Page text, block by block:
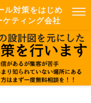
ル対策をはじめ
ケティング会社